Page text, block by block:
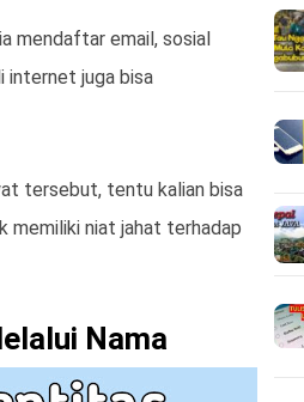
mendaftar email, sosial
internet juga bisa
tersebut, tentu kalian bisa
memiliki niat jahat terhadap
Nama